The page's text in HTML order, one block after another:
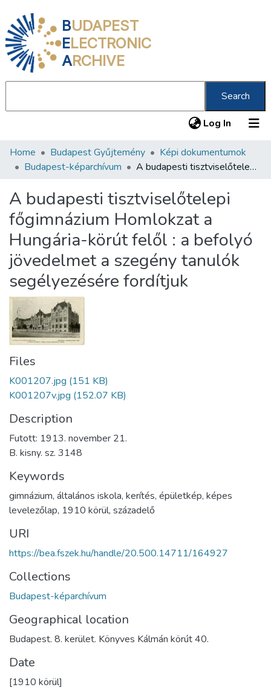
BUDAPEST
ELECTRONIC
ARCHIVE
Search
Log In (current)
Communities & Collections
Statistics
About us
Home Budapest Gyűjtemény
Képi dokumentumok
Budapest-képarchívum
A budapesti tisztviselőtelepi főgimnázium Homlokzat a Hungária-körút felől : a befolyó jövedelmet a szegény tanulók segélyezésére fordítjuk
A budapesti tisztviselőtelepi
főgimnázium Homlokzat a
Hungária-körút felől : a befolyó
jövedelmet a szegény tanulók
segélyezésére fordítjuk
Files
K001207.jpg (151 KB)
K001207v.jpg (152.07 KB)
Description
Futott: 1913. november 21.
B. kisny. sz. 3148
Keywords
gimnázium, általános iskola, kerítés, épületkép, képes
levelezőlap, 1910 körül, századelő
URI
https://bea.fszek.hu/handle/20.500.14711/164927
Collections
Budapest-képarchívum
Geographical location
Budapest. 8. kerület. Könyves Kálmán körút 40.
Date
[1910 körül]